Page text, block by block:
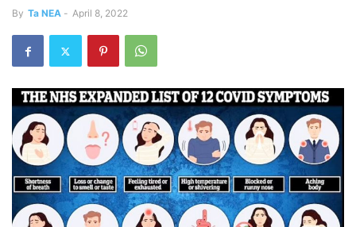
By Ta NEA - April 8, 2022